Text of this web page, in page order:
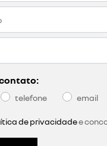
telefone email
de privacidadee